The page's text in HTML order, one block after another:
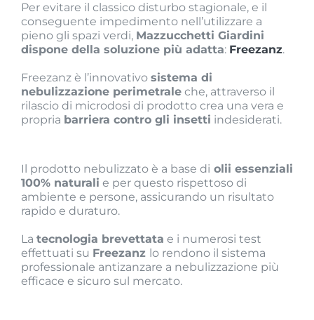
Per evitare il classico disturbo stagionale, e il
conseguente impedimento nell’utilizzare a
pieno gli spazi verdi, Mazzucchetti Giardini
dispone della soluzione più adatta: Freezanz.
Freezanz è l’innovativo sistema di
nebulizzazione perimetraleche, attraverso il
rilascio di microdosi di prodotto crea una vera e
propria barriera contro gli insetti indesiderati.
Il prodotto nebulizzato è a base di olii essenziali
100% naturali e per questo rispettoso di
ambiente e persone, assicurando un risultato
rapido e duraturo.
La tecnologia brevettata e i numerosi test
effettuati su Freezanz lo rendono il sistema
professionale antizanzare a nebulizzazione più
efficace e sicuro sul mercato.